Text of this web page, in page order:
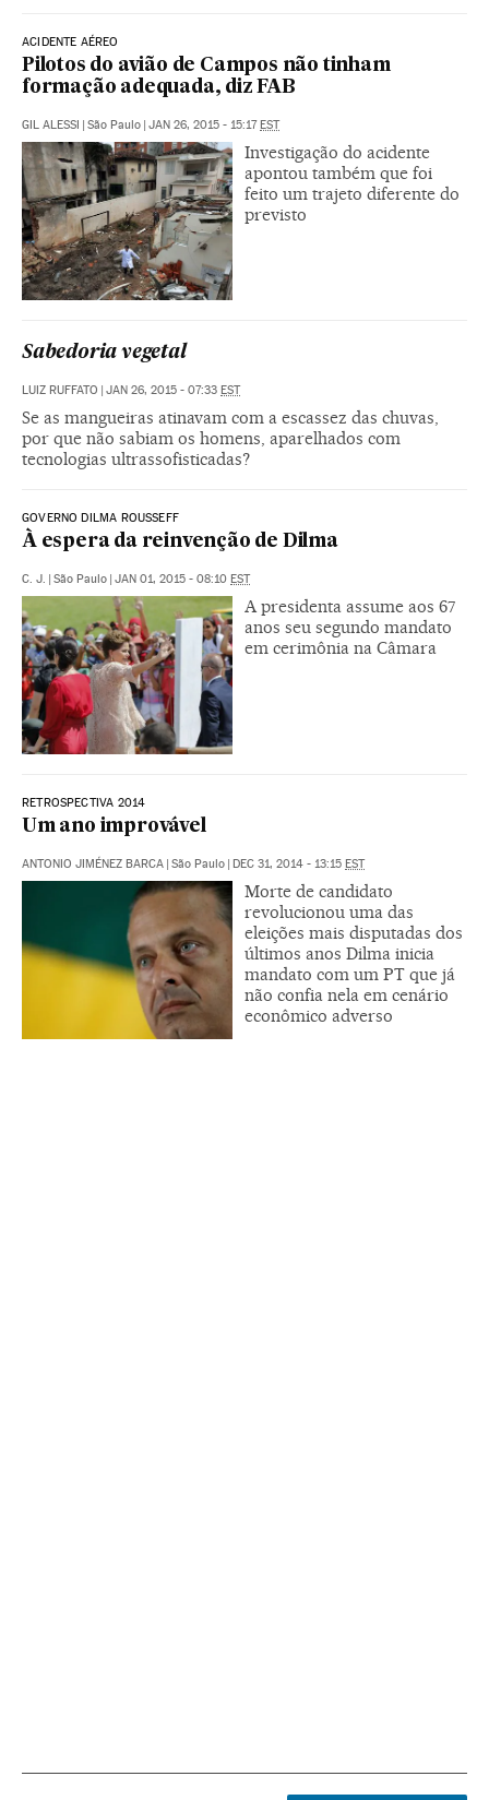
ACIDENTE AÉREO
Pilotos do avião de Campos não tinham
formação adequada, diz FAB
GIL ALESSI São Paulo JAN 26, 2015 - 15:17 EST
Investigação do acidente
apontou também que foi
feito um trajeto diferente do
previsto
Sabedoria vegetal
LUIZ RUFFATO JAN 26, 2015 - 07:33 EST
Se as mangueiras atinavam com a escassez das chuvas,
por que não sabiam os homens, aparelhados com
tecnologias ultrassofisticadas?
GOVERNO DILMA ROUSSEFF
À espera da reinvenção de Dilma
C. J. São Paulo JAN 01, 2015 - 08:10 EST
A presidenta assume aos 67
anos seu segundo mandato
em cerimônia na Câmara
RETROSPECTIVA 2014
Um ano improvável
ANTONIO JIMÉNEZ BARCA São Paulo DEC 31, 2014 - 13:15 EST
Morte de candidato
revolucionou uma das
eleições mais disputadas dos
últimos anos Dilma inicia
mandato com um PT que já
não confia nela em cenário
econômico adverso